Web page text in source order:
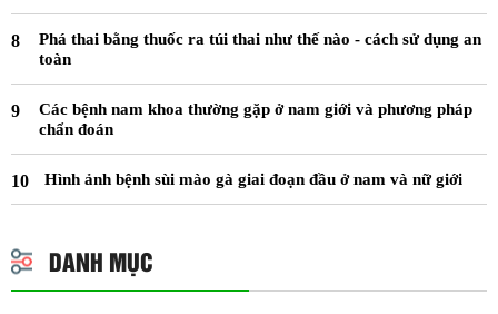
Phá thai bằng thuốc ra túi thai như thế nào - cách sử dụng an
toàn
Các bệnh nam khoa thường gặp ở nam giới và phương pháp
chẩn đoán
Hình ảnh bệnh sùi mào gà giai đoạn đầu ở nam và nữ giới
DANH MỤC